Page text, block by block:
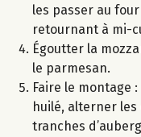
les passer au
retournant à mi-
Égoutter la
le parmesan.
Faire le montage
huilé, alterner les
tranches